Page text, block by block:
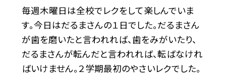
毎週木曜日は全校でレクをして楽しんでいま
す。今日はだるまさんの１日でした。だるまさん
が歯を磨いたと言われれば、歯をみがいたり、
だるまさんが転んだと言われれば、転ばなけれ
ばいけません。２学期最初のやさいレクでした。